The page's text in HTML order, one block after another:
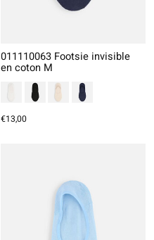
011110063 Footsie invisible
en coton M
€13,00